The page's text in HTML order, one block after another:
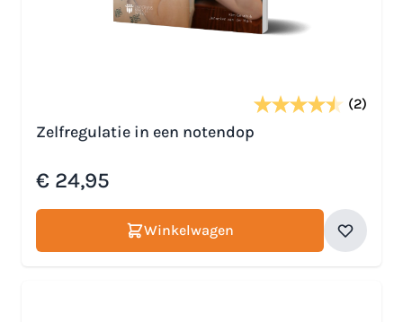
(2)
Zelfregulatie in een notendop
€ 24,95
Winkelwagen